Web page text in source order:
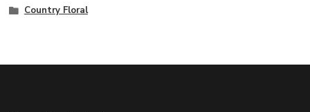
Country Floral